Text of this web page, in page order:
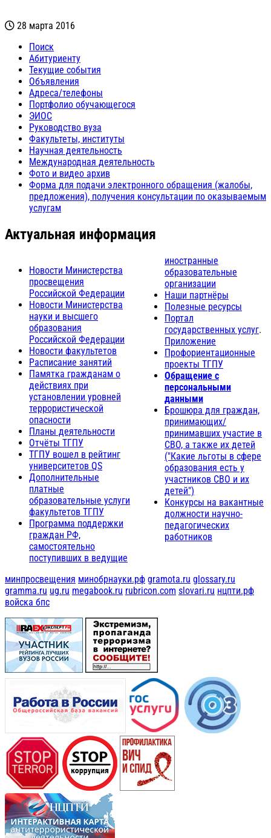
28 марта 2016
Поиск
Абитуриенту
Текущие события
Объявления
Адреса/телефоны
Портфолио обучающегося
ЭИОС
Руководство вуза
Факультеты, институты
Научная деятельность
Международная деятельность
Фото и видео архив
Форма для подачи электронного обращения (жалобы,
предложения), получения консультации по оказываемым
услугам
Актуальная информация
Новости Министерства
просвещения
Российской Федерации
Новости Министерства
науки и высшего
образования
Российской Федерации
Новости факультетов
Расписание занятий
Памятка гражданам о
действиях при
установлении уровней
террористической
опасности
Планы деятельности
Отчёты ТГПУ
ТГПУ вошел в рейтинг
университетов QS
Дополнительные
платные
образовательные услуги
факультетов ТГПУ
Программа поддержки
граждан РФ,
самостоятельно
поступивших в ведущие
иностранные
образовательные
организации
Наши партнёры
Полезные ресурсы
Портал
государственных услуг.
Приложение
Профориентационные
проекты ТГПУ
Обращение с
персональными
данными
Брошюра для граждан,
принимающих/
принимавших участие в
СВО, а также их детей
("Какие льготы в сфере
образования есть у
участников СВО и их
детей")
Конкурсы на вакантные
должности научно-
педагогических
работников
минпросвещения минобрнауки.рф gramota.ru glossary.ru
gramma.ru ug.ru megabook.ru rubricon.com slovari.ru нцпти.рф
войска бпс